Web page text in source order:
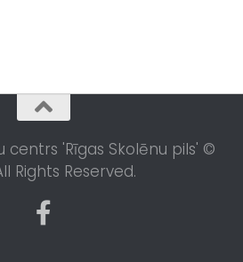
centrs 'Rīgas Skolēnu pils' ©
Rights Reserved.